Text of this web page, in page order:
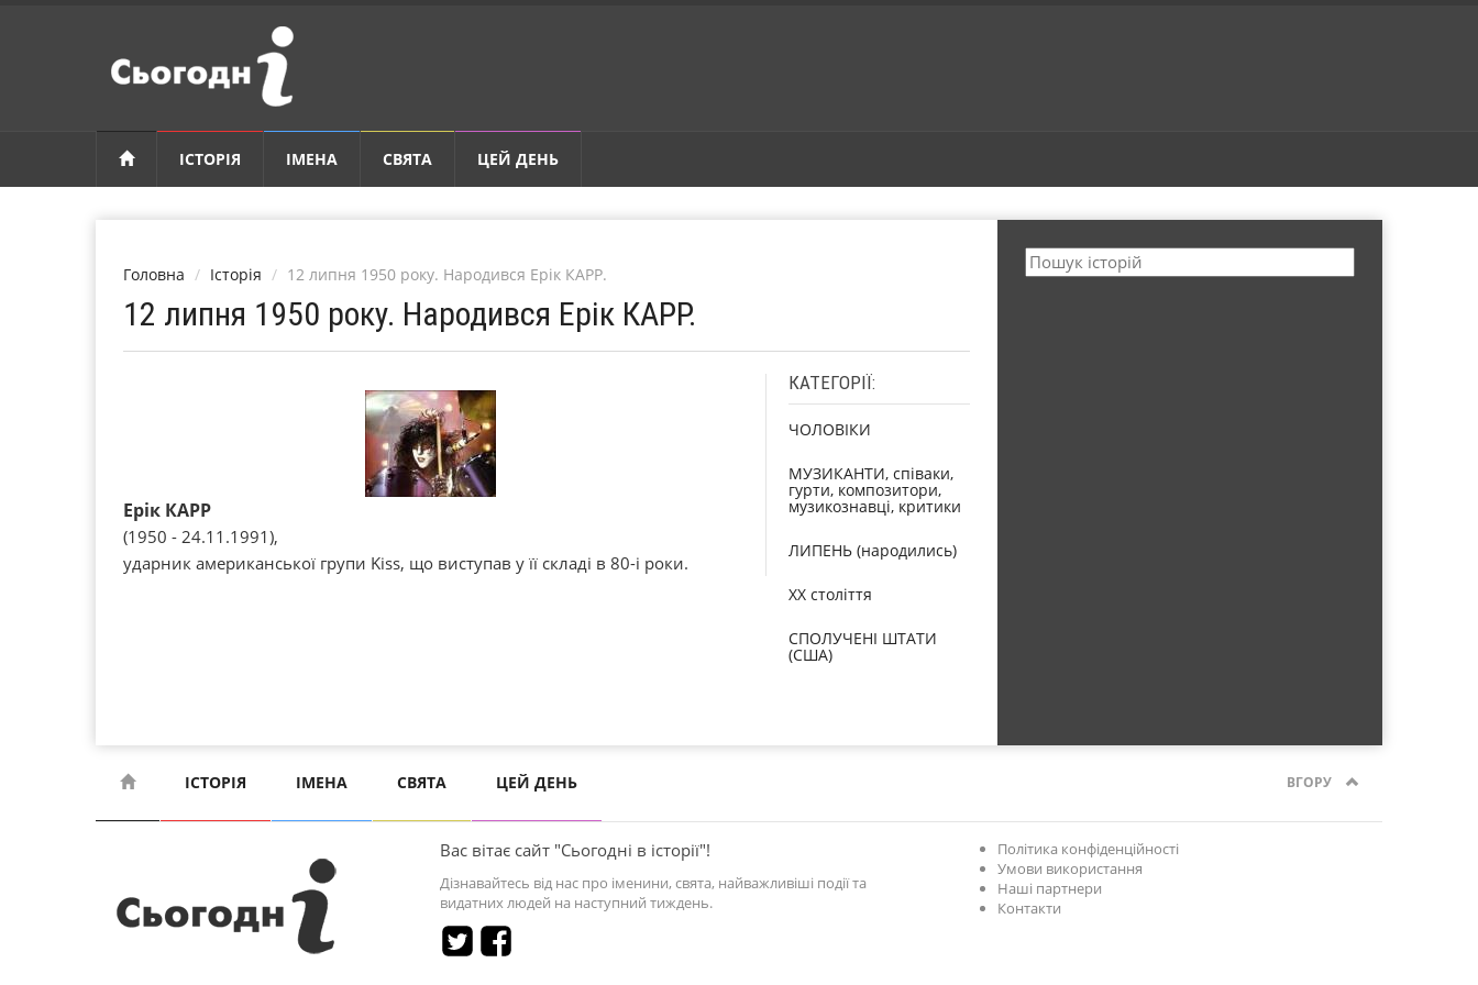
ІСТОРІЯ ІМЕНА СВЯТА ЦЕЙ ДЕНЬ
Головна Історія 12 липня 1950 року. Народився Ерік КАРР.
12 липня 1950 року. Народився Ерік КАРР.
Ерік КАРР
(1950 - 24.11.1991),
ударник американської групи Kіss, що виступав у її складі в 80-і роки.
КАТЕГОРІЇ:
ЧОЛОВІКИ
МУЗИКАНТИ, співаки,
гурти, композитори,
музикознавці, критики
ЛИПЕНЬ (народились)
XX століття
СПОЛУЧЕНІ ШТАТИ
(США)
ІСТОРІЯ ІМЕНА СВЯТА ЦЕЙ ДЕНЬ ВГОРУ
Вас вітає сайт "Сьогодні в історії"!
Дізнавайтесь від нас про іменини, свята, найважливіші події та
видатних людей на наступний тиждень.
Політика конфіденційності
Умови використання
Наші партнери
Контакти